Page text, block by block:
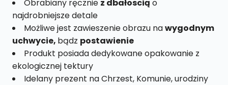
Obrabiany ręcznie z dbałoscią o
najdrobniejsze detale
Możliwe jest zawieszenie obrazu nawygodnym
uchwycie, bądz postawienie
Produkt posiada dedykowane opakowanie z
ekologicznej tektury
Idelany prezent na Chrzest, Komunie, urodziny